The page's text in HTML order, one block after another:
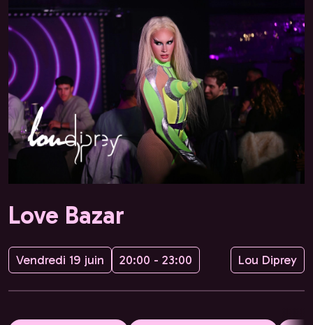
Love Bazar
Vendredi 19 juin 20:00 - 23:00 Lou Diprey